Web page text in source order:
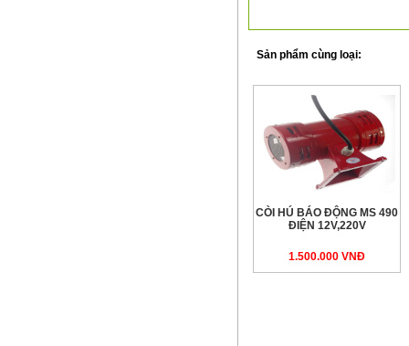
Sản phẩm cùng loại:
CÒI HÚ BÁO ĐỘNG MS 490
ĐIỆN 12V,220V
1.500.000 VNÐ